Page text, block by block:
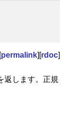
[permalink][rdoc]
返します。正規